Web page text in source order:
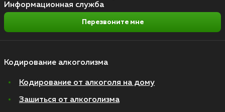
Кодирование алкоголизма
Кодирование от алкоголя на дому
Зашиться от алкоголизма
Информационная служба
Перезвоните мне